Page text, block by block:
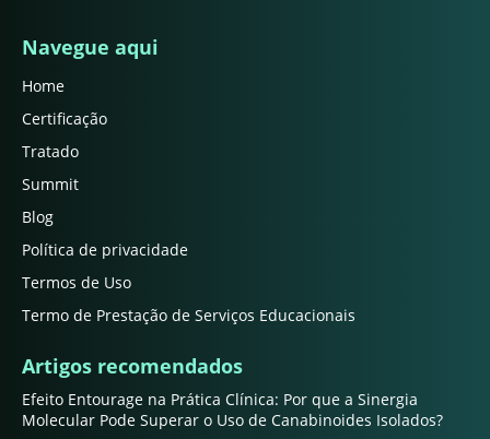
Navegue aqui
Home
Certificação
Tratado
Summit
Blog
Política de privacidade
Termos de Uso
Termo de Prestação de Serviços Educacionais
Artigos recomendados
Efeito Entourage na Prática Clínica: Por que a Sinergia
Molecular Pode Superar o Uso de Canabinoides Isolados?